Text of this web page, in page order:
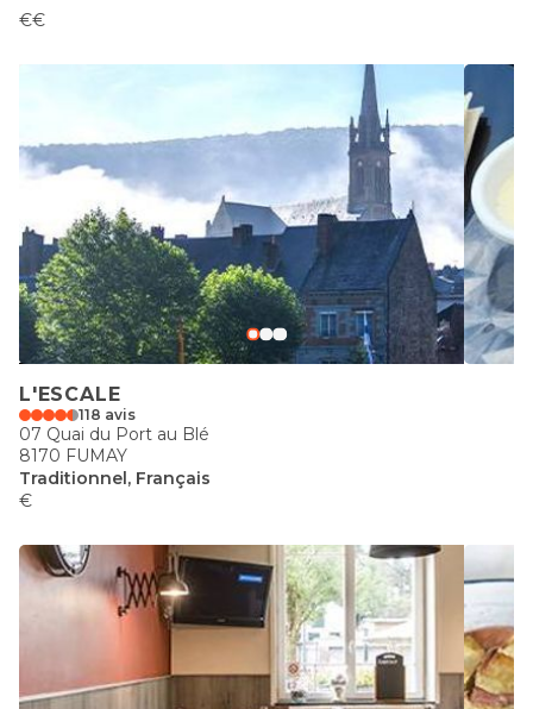
€€
L'ESCALE
118 avis
07 Quai du Port au Blé
8170 FUMAY
Traditionnel, Français
€